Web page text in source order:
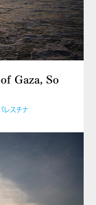
Gaza, So
レスチナ